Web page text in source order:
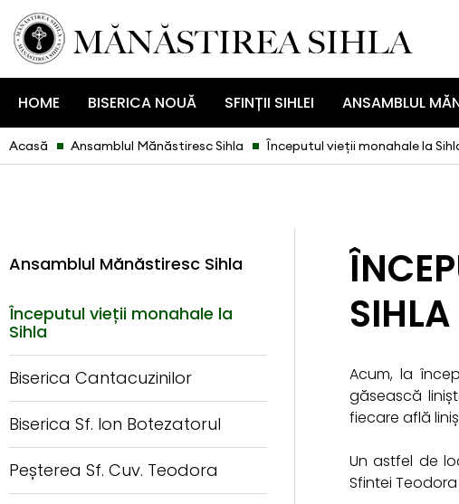
HOME BISERICA NOUĂ SFINȚII SIHLEI ANSAMBLUL
Acasă Ansamblul Mănăstiresc Sihla Începutul vieții monahale la
Ansamblul Mănăstiresc Sihla
Începutul vieții monahale la
Sihla
Biserica Cantacuzinilor
Biserica Sf. Ion Botezatorul
Peșterea Sf. Cuv. Teodora
SIHLA
Acum, la
găsească
fiecare află
Un astfel de
Sfintei